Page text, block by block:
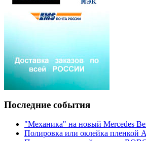
Последние события
"Механика" на новый Mercedes
Полировка или оклейка пленкой